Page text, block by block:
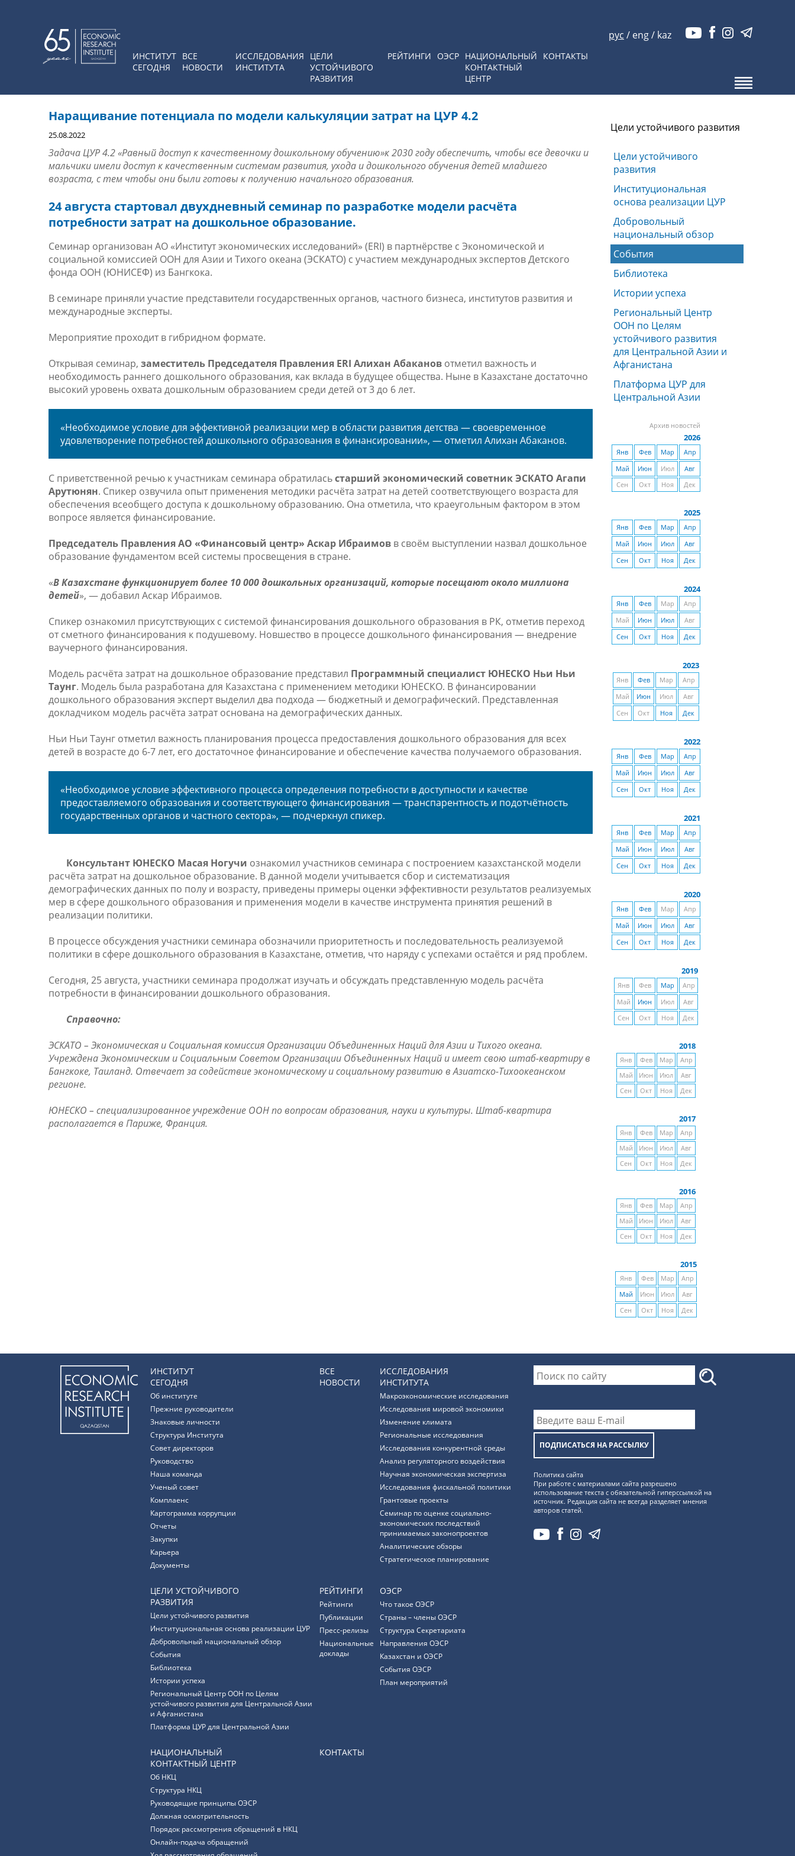
ИНСТИТУТ
СЕГОДНЯ
ВСЕ
НОВОСТИ
ИССЛЕДОВАНИЯ
ИНСТИТУТА
ЦЕЛИ
УСТОЙЧИВОГО
РАЗВИТИЯ
РЕЙТИНГИ ОЭСР НАЦИОНАЛЬНЫЙ
КОНТАКТНЫЙ
ЦЕНТР
КОНТАКТЫ
рус / eng/ kaz
Наращивание потенциала по модели калькуляции затрат на ЦУР 4.2
25.08.2022
Задача ЦУР 4.2 «Равный доступ к качественному дошкольному обучению»к 2030 году обеспечить, чтобы все девочки и
мальчики имели доступ к качественным системам развития, ухода и дошкольного обучения детей младшего
возраста, с тем чтобы они были готовы к получению начального образования.
24 августа стартовал двухдневный семинар по разработке модели расчёта
потребности затрат на дошкольное образование.
Семинар организован АО «Институт экономических исследований» (ERI) в партнёрстве с Экономической и
социальной комиссией ООН для Азии и Тихого океана (ЭСКАТО) с участием международных экспертов Детского
фонда ООН (ЮНИСЕФ) из Бангкока.
В семинаре приняли участие представители государственных органов, частного бизнеса, институтов развития и
международные эксперты.
Мероприятие проходит в гибридном формате.
Открывая семинар, заместитель Председателя Правления ERI Алихан Абаканов отметил важность и
необходимость раннего дошкольного образования, как вклада в будущее общества. Ныне в Казахстане достаточно
высокий уровень охвата дошкольным образованием среди детей от 3 до 6 лет.
«Необходимое условие для эффективной реализации мер в области развития детства — своевременное
удовлетворение потребностей дошкольного образования в финансировании», — отметил Алихан Абаканов.
С приветственной речью к участникам семинара обратиласьстарший экономический советник ЭСКАТО Агапи
Арутюнян. Спикер озвучила опыт применения методики расчёта затрат на детей соответствующего возраста для
обеспечения всеобщего доступа к дошкольному образованию. Она отметила, что краеугольным фактором в этом
вопросе является финансирование.
Председатель Правления АО «Финансовый центр» Аскар Ибраимов в своём выступлении назвал дошкольное
образование фундаментом всей системы просвещения в стране.
«В Казахстане функционирует более 10 000 дошкольных организаций, которые посещают около миллиона
детей», — добавил Аскар Ибраимов.
Спикер ознакомил присутствующих с системой финансирования дошкольного образования в РК, отметив переход
от сметного финансирования к подушевому. Новшество в процессе дошкольного финансирования — внедрение
ваучерного финансирования.
Модель расчёта затрат на дошкольное образование представил Программный специалист ЮНЕСКО Ньи Ньи
Таунг. Модель была разработана для Казахстана с применением методики ЮНЕСКО. В финансировании
дошкольного образования эксперт выделил два подхода — бюджетный и демографический. Представленная
докладчиком модель расчёта затрат основана на демографических данных.
Ньи Ньи Таунг отметил важность планирования процесса предоставления дошкольного образования для всех
детей в возрасте до 6-7 лет, его достаточное финансирование и обеспечение качества получаемого образования.
«Необходимое условие эффективного процесса определения потребности в доступности и качестве
предоставляемого образования и соответствующего финансирования — транспарентность и подотчётность
государственных органов и частного сектора», — подчеркнул спикер.
Консультант ЮНЕСКО Масая Ногучи ознакомил участников семинара с построением казахстанской модели
расчёта затрат на дошкольное образование. В данной модели учитывается сбор и систематизация
демографических данных по полу и возрасту, приведены примеры оценки эффективности результатов реализуемых
мер в сфере дошкольного образования и применения модели в качестве инструмента принятия решений в
реализации политики.
В процессе обсуждения участники семинара обозначили приоритетность и последовательность реализуемой
политики в сфере дошкольного образования в Казахстане, отметив, что наряду с успехами остаётся и ряд проблем.
Сегодня, 25 августа, участники семинара продолжат изучать и обсуждать представленную модель расчёта
потребности в финансировании дошкольного образования.
Справочно:
ЭСКАТО – Экономическая и Социальная комиссия Организации Объединенных Наций для Азии и Тихого океана.
Учреждена Экономическим и Социальным Советом Организации Объединенных Наций и имеет свою штаб-квартиру в
Бангкоке, Таиланд. Отвечает за содействие экономическому и социальному развитию в Азиатско-Тихоокеанском
регионе.
ЮНЕСКО – специализированное учреждение ООН по вопросам образования, науки и культуры. Штаб-квартира
располагается в Париже, Франция.
Цели устойчивого развития
Цели устойчивого
развития
Институциональная
основа реализации ЦУР
Добровольный
национальный обзор
События
Библиотека
Истории успеха
Региональный Центр
ООН по Целям
устойчивого развития
для Центральной Азии и
Афганистана
Платформа ЦУР для
Центральной Азии
Архив новостей
2026
Янв Фев Мар
Апр
Май
Июн Июл
Авг
Сен
Окт Ноя Дек
2025
Янв Фев Мар
Апр
Май
Июн Июл
Авг
Сен
Окт Ноя Дек
2024
Янв Фев Мар
Апр
Май
Июн Июл
Авг
Сен
Окт Ноя Дек
2023
Янв Фев Мар
Апр
Май
Июн Июл
Авг
Сен
Окт Ноя Дек
2022
Янв Фев Мар
Апр
Май
Июн Июл
Авг
Сен
Окт Ноя Дек
2021
Янв Фев Мар
Апр
Май
Июн Июл
Авг
Сен
Окт Ноя Дек
2020
Янв Фев Мар
Апр
Май
Июн Июл
Авг
Сен
Окт Ноя Дек
2019
Янв Фев Мар
Апр
Май
Июн Июл
Авг
Сен
Окт Ноя Дек
2018
Янв Фев Мар
Апр
Май
Июн Июл
Авг
Сен
Окт Ноя Дек
2017
Янв Фев Мар
Апр
Май
Июн Июл
Авг
Сен
Окт Ноя Дек
2016
Янв Фев Мар
Апр
Май
Июн Июл
Авг
Сен
Окт Ноя Дек
2015
Янв Фев Мар
Апр
Май
Июн Июл
Авг
Сен
Окт Ноя Дек
ИНСТИТУТ
СЕГОДНЯ
Об институте
Прежние руководители
Знаковые личности
Структура Института
Совет директоров
Руководство
Наша команда
Ученый совет
Комплаенс
Картограмма коррупции
Отчеты
Закупки
Карьера
Документы
ВСЕ
НОВОСТИ
ИССЛЕДОВАНИЯ
ИНСТИТУТА
Макроэкономические исследования
Исследования мировой экономики
Изменение климата
Региональные исследования
Исследования конкурентной среды
Анализ регуляторного воздействия
Научная экономическая экспертиза
Исследования фискальной политики
Грантовые проекты
Семинар по оценке социально-
экономических последствий
принимаемых законопроектов
Аналитические обзоры
Стратегическое планирование
ЦЕЛИ УСТОЙЧИВОГО
РАЗВИТИЯ
Цели устойчивого развития
Институциональная основа реализации ЦУР
Добровольный национальный обзор
События
Библиотека
Истории успеха
Региональный Центр ООН по Целям
устойчивого развития для Центральной Азии
и Афганистана
Платформа ЦУР для Центральной Азии
РЕЙТИНГИ
Рейтинги
Публикации
Пресс-релизы
Национальные
доклады
ОЭСР
Что такое ОЭСР
Страны – члены ОЭСР
Структура Секретариата
Направления ОЭСР
Казахстан и ОЭСР
События ОЭСР
План мероприятий
НАЦИОНАЛЬНЫЙ
КОНТАКТНЫЙ ЦЕНТР
Об НКЦ
Структура НКЦ
Руководящие принципы ОЭСР
Должная осмотрительность
Порядок рассмотрения обращений в НКЦ
Онлайн-подача обращений
КОНТАКТЫ
ПОДПИСАТЬСЯ НА РАССЫЛКУ
Политика сайта
При работе с материалами сайта разрешено
использование текста с обязательной гиперссылкой на
источник. Редакция сайта не всегда разделяет мнения
авторов статей.